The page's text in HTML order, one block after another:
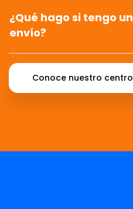
¿Qué hago si tengo
envío?
Conoce nuestro